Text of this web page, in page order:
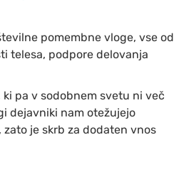
pomembne vloge, vse od
telesa, podpore delovanja
pa v sodobnem svetu ni več
dejavniki nam otežujejo
je skrb za dodaten vnos